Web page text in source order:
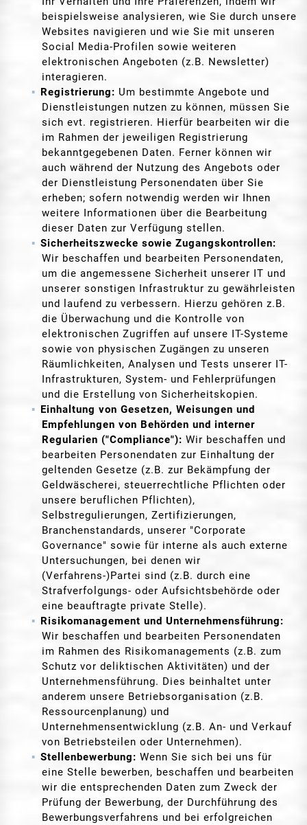
beispielsweise analysieren, wie Sie durch unsere
Websites navigieren und wie Sie mit unseren
Social Media-Profilen sowie weiteren
elektronischen Angeboten (z.B. Newsletter)
interagieren.
Registrierung: Um bestimmte Angebote und
Dienstleistungen nutzen zu können, müssen Sie
sich evt. registrieren. Hierfür bearbeiten wir die
im Rahmen der jeweiligen Registrierung
bekanntgegebenen Daten. Ferner können wir
auch während der Nutzung des Angebots oder
der Dienstleistung Personendaten über Sie
erheben; sofern notwendig werden wir Ihnen
weitere Informationen über die Bearbeitung
dieser Daten zur Verfügung stellen.
Sicherheitszwecke sowie Zugangskontrollen:
Wir beschaffen und bearbeiten Personendaten,
um die angemessene Sicherheit unserer IT und
unserer sonstigen Infrastruktur zu gewährleisten
und laufend zu verbessern. Hierzu gehören z.B.
die Überwachung und die Kontrolle von
elektronischen Zugriffen auf unsere IT-Systeme
sowie von physischen Zugängen zu unseren
Räumlichkeiten, Analysen und Tests unserer IT-
Infrastrukturen, System- und Fehlerprüfungen
und die Erstellung von Sicherheitskopien.
Einhaltung von Gesetzen, Weisungen und
Empfehlungen von Behörden und interner
Regularien ("Compliance"): Wir beschaffen und
bearbeiten Personendaten zur Einhaltung der
geltenden Gesetze (z.B. zur Bekämpfung der
Geldwäscherei, steuerrechtliche Pflichten oder
unsere beruflichen Pflichten),
Selbstregulierungen, Zertifizierungen,
Branchenstandards, unserer "Corporate
Governance" sowie für interne als auch externe
Untersuchungen, bei denen wir
(Verfahrens-)Partei sind (z.B. durch eine
Strafverfolgungs- oder Aufsichtsbehörde oder
eine beauftragte private Stelle).
Risikomanagement und Unternehmensführung:
Wir beschaffen und bearbeiten Personendaten
im Rahmen des Risikomanagements (z.B. zum
Schutz vor deliktischen Aktivitäten) und der
Unternehmensführung. Dies beinhaltet unter
anderem unsere Betriebsorganisation (z.B.
Ressourcenplanung) und
Unternehmensentwicklung (z.B. An- und Verkauf
von Betriebsteilen oder Unternehmen).
Stellenbewerbung: Wenn Sie sich bei uns für
eine Stelle bewerben, beschaffen und bearbeiten
wir die entsprechenden Daten zum Zweck der
Prüfung der Bewerbung, der Durchführung des
Bewerbungsverfahrens und bei erfolgreichen